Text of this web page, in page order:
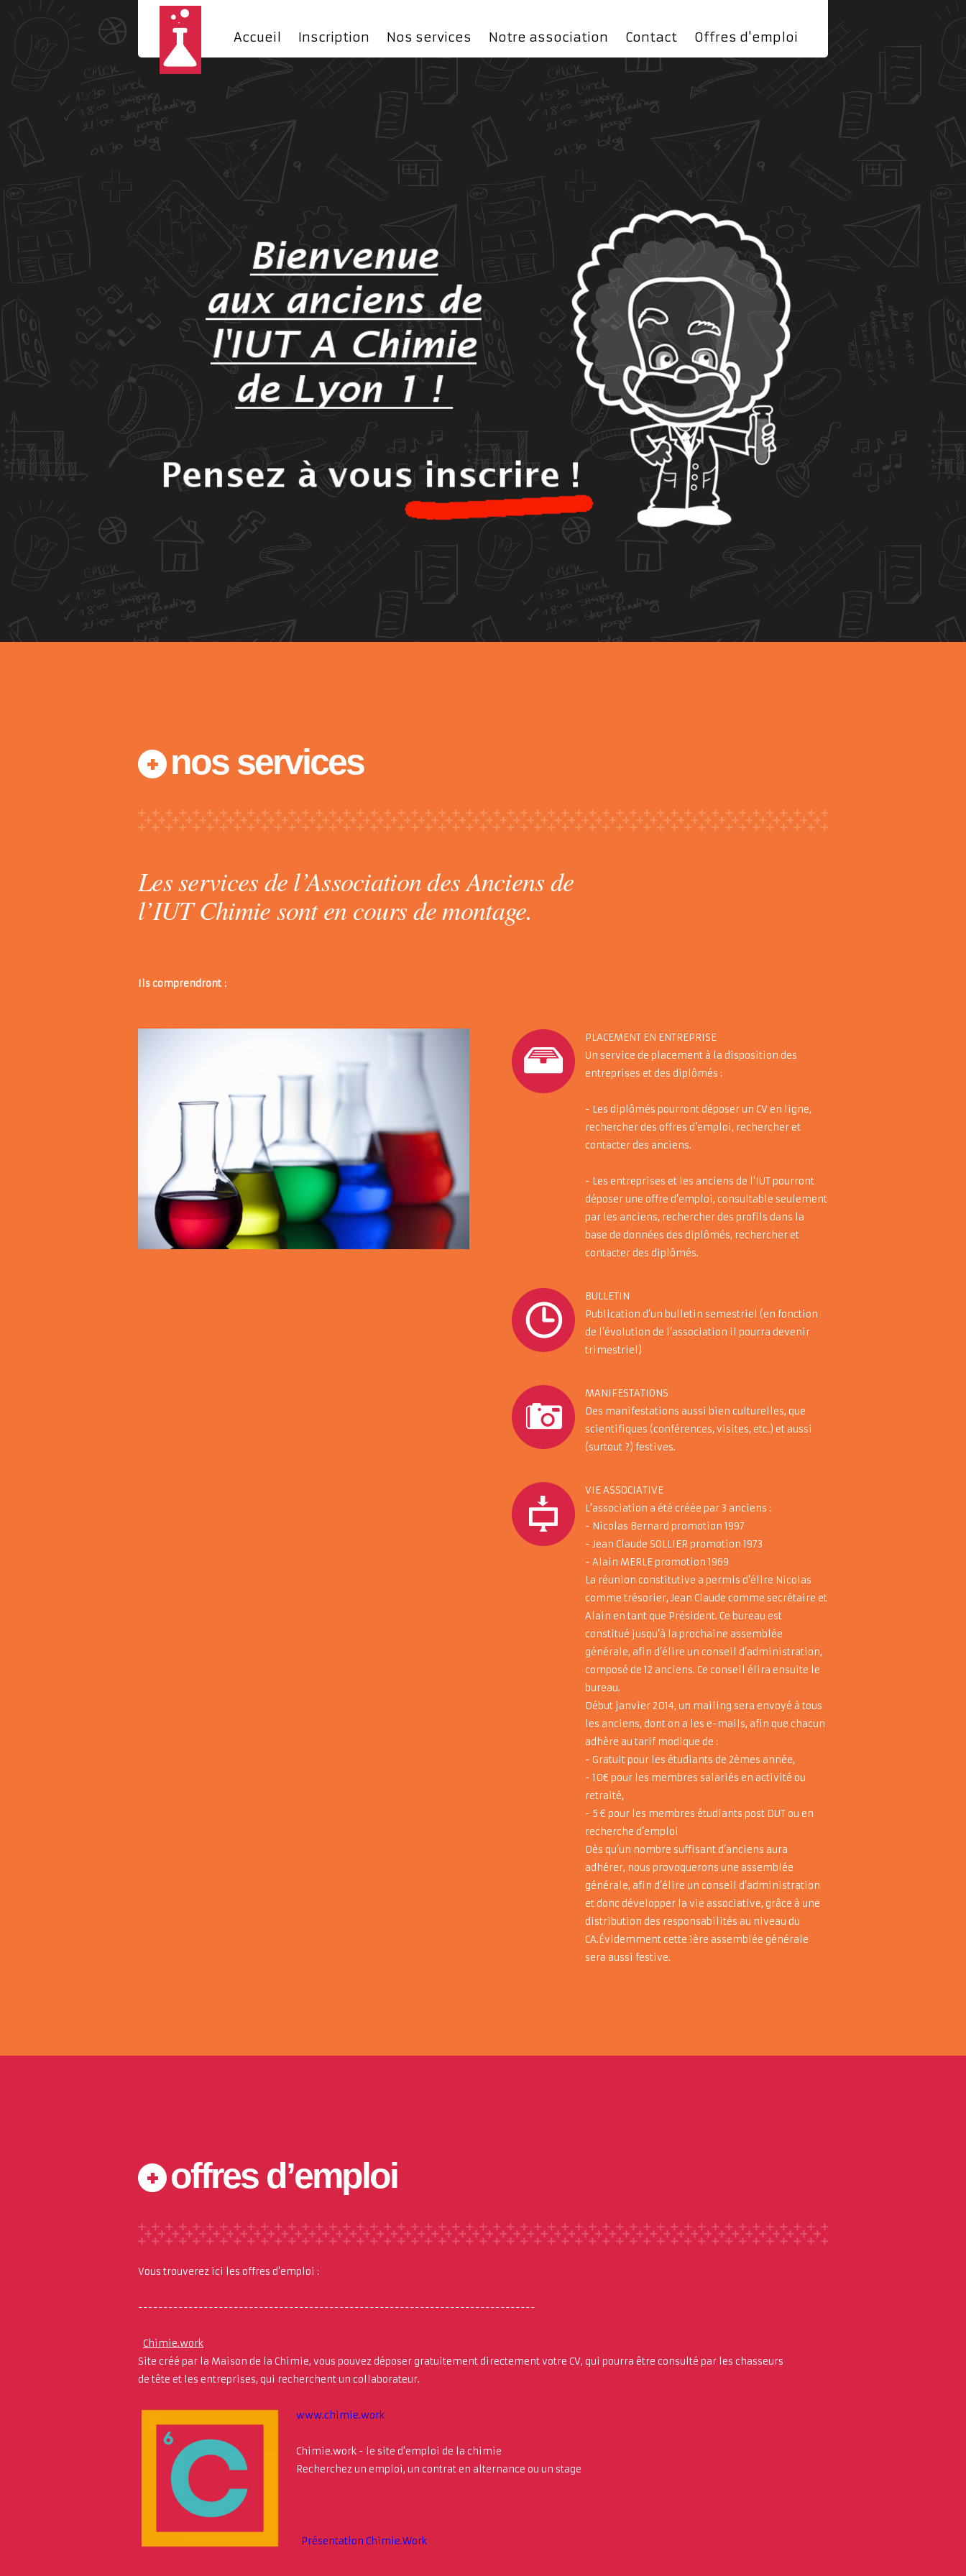
Accueil Inscription Nos services Notre association Contact Offres d'emploi
nos services
Les services de l’Association des Anciens de
l’IUT Chimie sont en cours de montage.
Ils comprendront :
PLACEMENT EN ENTREPRISE
Un service de placement à la disposition des
entreprises et des diplômés :
- Les diplômés pourront déposer un CV en ligne,
rechercher des offres d’emploi, rechercher et
contacter des anciens.
- Les entreprises et les anciens de l'IUT pourront
déposer une offre d’emploi, consultable seulement
par les anciens, rechercher des profils dans la
base de données des diplômés, rechercher et
contacter des diplômés.
BULLETIN
Publication d’un bulletin semestriel (en fonction
de l’évolution de l’association il pourra devenir
trimestriel)
MANIFESTATIONS
Des manifestations aussi bien culturelles, que
scientifiques (conférences, visites, etc.) et aussi
(surtout ?) festives.
VIE ASSOCIATIVE
L’association a été créée par 3 anciens :
- Nicolas Bernard promotion 1997
- Jean Claude SOLLIER promotion 1973
- Alain MERLE promotion 1969
La réunion constitutive a permis d’élire Nicolas
comme trésorier, Jean Claude comme secrétaire et
Alain en tant que Président. Ce bureau est
constitué jusqu’à la prochaine assemblée
générale, afin d’élire un conseil d’administration,
composé de 12 anciens. Ce conseil élira ensuite le
bureau.
Début janvier 2014, un mailing sera envoyé à tous
les anciens, dont on a les e-mails, afin que chacun
adhère au tarif modique de :
- Gratuit pour les étudiants de 2èmes année,
- 10€ pour les membres salariés en activité ou
retraité,
- 5 € pour les membres étudiants post DUT ou en
recherche d’emploi
Dès qu’un nombre suffisant d’anciens aura
adhérer, nous provoquerons une assemblée
générale, afin d’élire un conseil d’administration
et donc développer la vie associative, grâce à une
distribution des responsabilités au niveau du
CA.Évidemment cette 1ère assemblée générale
sera aussi festive.
offres d’emploi
Vous trouverez ici les offres d'emploi :
-------------------------------------------------------------------------------
Chimie.work
Site créé par la Maison de la Chimie, vous pouvez déposer gratuitement directement votre CV, qui pourra être consulté par les chasseurs
de tête et les entreprises, qui recherchent un collaborateur.
www.chimie.work
Chimie.work - le site d'emploi de la chimie
Recherchez un emploi, un contrat en alternance ou un stage
Présentation Chimie.Work